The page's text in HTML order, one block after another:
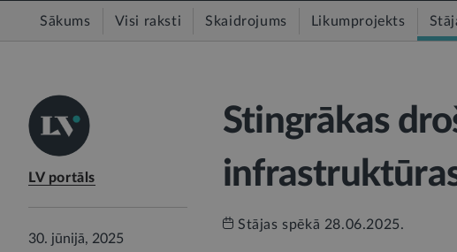
Sākums Visi raksti Skaidrojums Likumprojekts
LV portāls
30. jūnijā, 2025
Stingrākas
Stājas spēkā 28.06.2025.